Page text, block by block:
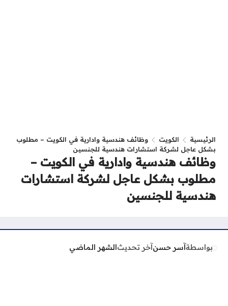
الرئيسية الكويت
وظائف هندسية وادارية في الكويت – مطلوب
بشكل عاجل لشركة استشارات هندسية للجنسين
وظائف هندسية وادارية في الكويت –
مطلوب بشكل عاجل لشركة استشارات
هندسية للجنسين
بواسطةآسر حسنآخر تحديثالشهر الماضي